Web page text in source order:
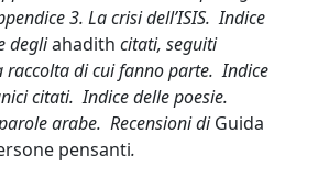
3. La crisi dell’ISIS. Indice
degliahadith citati, seguiti
raccolta di cui fanno parte. Indice
citati. Indice delle poesie.
arabe. Recensioni diGuida
pensanti.